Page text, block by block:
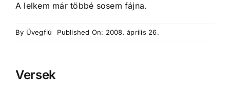
A lelkem már többé sosem fájna.
By Üvegfiú Published On: 2008. április 26.
Versek